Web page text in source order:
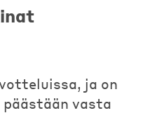
ja on
vasta